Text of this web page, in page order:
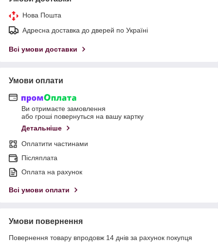
Нова Пошта
Адресна доставка до дверей по Україні
Всі умови доставки
Умови оплати
Ви отримаєте замовлення
або гроші повернуться на вашу картку
Детальніше
Оплатити частинами
Післяплата
Оплата на рахунок
Всі умови оплати
Умови повернення
Повернення товару впродовж 14 днів за рахунок покупця